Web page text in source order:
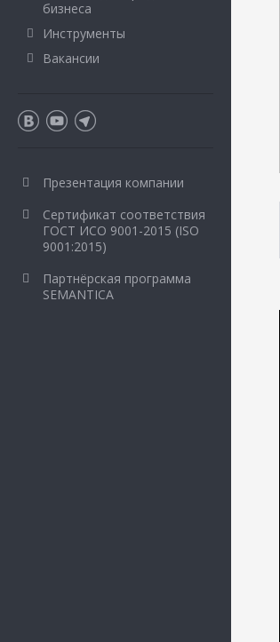
бизнеса
Инструменты
Вакансии
Презентация компании
Сертификат соответствия
ГОСТ ИСО 9001-2015 (ISO
9001:2015)
Партнёрская программа
SEMANTICA